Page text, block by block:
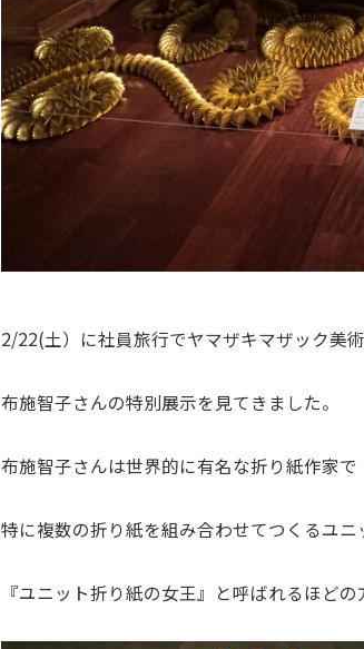
2/22(土）に社員旅行でヤマザキマザック美
布施智子さんの特別展示を見てきました。
布施智子さんは世界的に有名な折り紙作家で
特に複数の折り紙を組み合わせてつくるユ
『ユニット折り紙の女王』と呼ばれるほどの